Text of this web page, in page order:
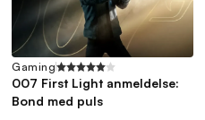
Gaming
007 First Light anmeldelse:
Bond med puls